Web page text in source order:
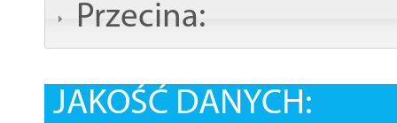
Przecina:
JAKOŚĆ DANYCH: